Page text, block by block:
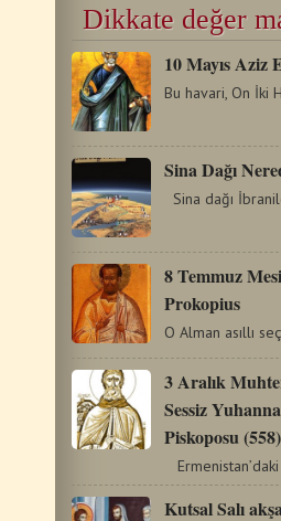
Dikkate değer
10 Mayıs Aziz
Sina Dağı
8 Temmuz
Prokopius
3 Aralık
Sessiz
Piskoposu (558)
Kutsal Salı